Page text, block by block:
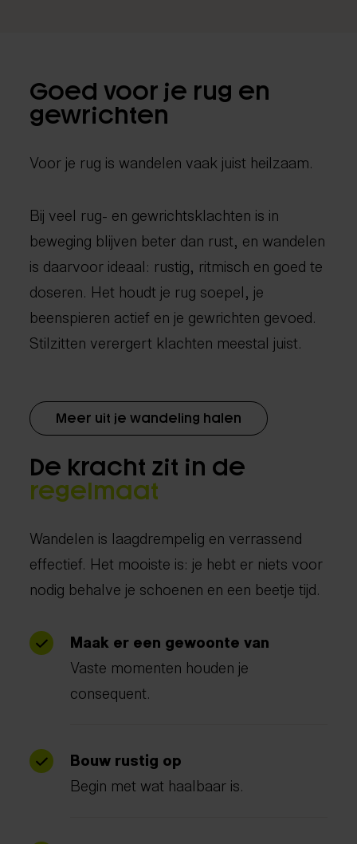
Goed voor je rug en
gewrichten
Voor je rug is wandelen vaak juist heilzaam.
Bij veel rug- en gewrichtsklachten is in
beweging blijven beter dan rust, en wandelen
is daarvoor ideaal: rustig, ritmisch en goed te
doseren. Het houdt je rug soepel, je
beenspieren actief en je gewrichten gevoed.
Stilzitten verergert klachten meestal juist.
Meer uit je wandeling halen
De kracht zit in de
regelmaat
Wandelen is laagdrempelig en verrassend
effectief. Het mooiste is: je hebt er niets voor
nodig behalve je schoenen en een beetje tijd.
Maak er een gewoonte van
Vaste momenten houden je
consequent.
Bouw rustig op
Begin met wat haalbaar is.